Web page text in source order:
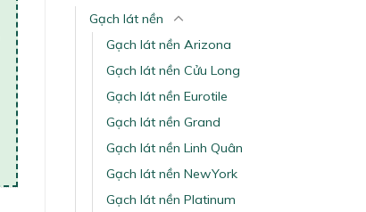
Gạch lát nền
Gạch lát nền Arizona
Gạch lát nền Cửu Long
Gạch lát nền Eurotile
Gạch lát nền Grand
Gạch lát nền Linh Quân
Gạch lát nền NewYork
Gạch lát nền Platinum